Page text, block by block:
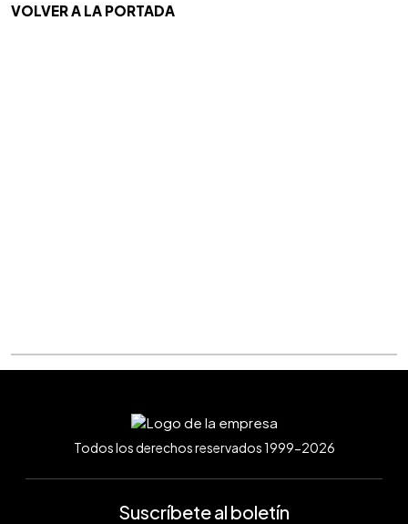
VOLVER A LA PORTADA
Todos los derechos reservados 1999-2026
Suscríbete al boletín